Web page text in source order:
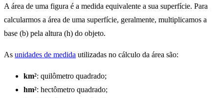
A área de uma figura é a medida equivalente a sua superfície. Para
calcularmos a área de uma superfície, geralmente, multiplicamos a
base (b) pela altura (h) do objeto.
As unidades de medida utilizadas no cálculo da área são:
km²: quilômetro quadrado;
hm²: hectômetro quadrado;